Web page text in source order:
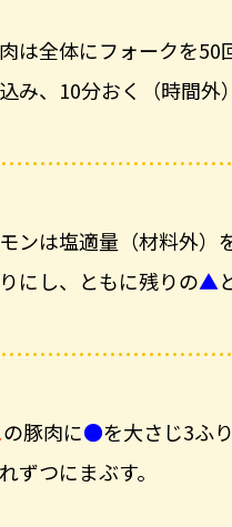
は全体にフォークを50
み、10分おく（時間外
ンは塩適量（材料外
にし、ともに残りの▲
の豚肉に●を大さじ3ふ
ずつにまぶす。